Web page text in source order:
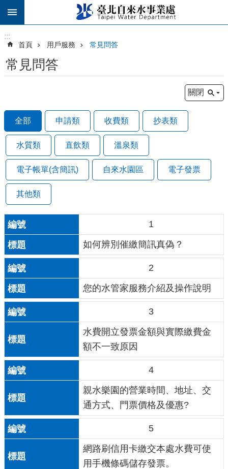
跳到主要內容區塊
:::
首頁 用戶服務 常見問答
常見問答
關閉
全部 申請類 收費類 抄表類
水質類 直飲類 溫泉類
電子帳單(含簡訊) 自來水園區 電子發票
其他類
1
如何辨別催繳簡訊真偽？
2
您的水管家服務介紹及操作說明
3
水費開立發票金額與實際繳費金
額不一致原因
4
親水樂園的營業時間、地址、交
通方式、門票價格及優惠?
5
網路刷信用卡繳交本處水費可使
用手機條碼儲存發票。